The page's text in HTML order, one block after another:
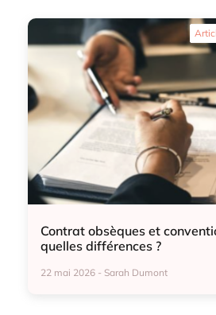
Contrat obsèques et
quelles différences ?
22 mai 2026 - Sarah Dumont